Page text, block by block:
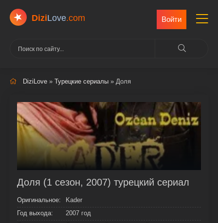
DiziLove.com Войти
DiziLove » Турецкие сериалы » Доля
Доля (1 сезон, 2007) турецкий сериал
Оригинальное:
Kader
Год выхода:
2007 год